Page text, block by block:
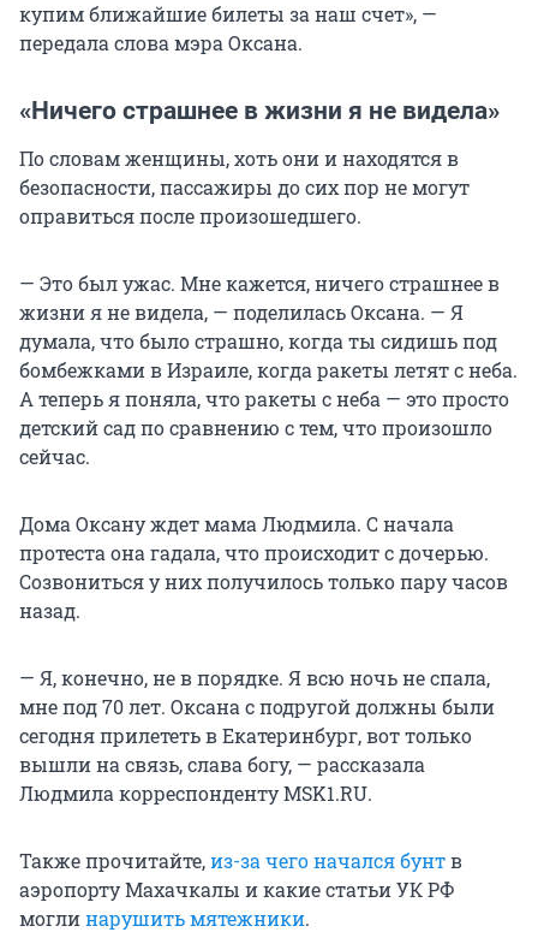
купим ближайшие билеты за наш счет», —
передала слова мэра Оксана.
«Ничего страшнее в жизни я не видела»
По словам женщины, хоть они и находятся в
безопасности, пассажиры до сих пор не могут
оправиться после произошедшего.
— Это был ужас. Мне кажется, ничего страшнее в
жизни я не видела, — поделилась Оксана. — Я
думала, что было страшно, когда ты сидишь под
бомбежками в Израиле, когда ракеты летят с неба.
А теперь я поняла, что ракеты с неба — это просто
детский сад по сравнению с тем, что произошло
сейчас.
Дома Оксану ждет мама Людмила. С начала
протеста она гадала, что происходит с дочерью.
Созвониться у них получилось только пару часов
назад.
— Я, конечно, не в порядке. Я всю ночь не спала,
мне под 70 лет. Оксана с подругой должны были
сегодня прилететь в Екатеринбург, вот только
вышли на связь, слава богу, — рассказала
Людмила корреспонденту MSK1.RU.
Также прочитайте,из-за чего начался бунтв
аэропорту Махачкалы и какие статьи УК РФ
моглинарушить мятежники.